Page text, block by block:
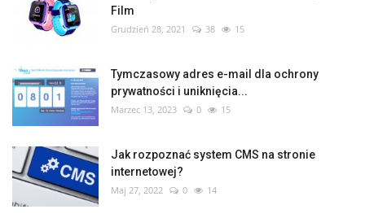
Film
Grudzień 28, 2021 38 15
Tymczasowy adres e-mail dla ochrony
prywatności i uniknięcia...
Marzec 13, 2023 0 15
Jak rozpoznać system CMS na stronie
internetowej?
Maj 27, 2022 0 14